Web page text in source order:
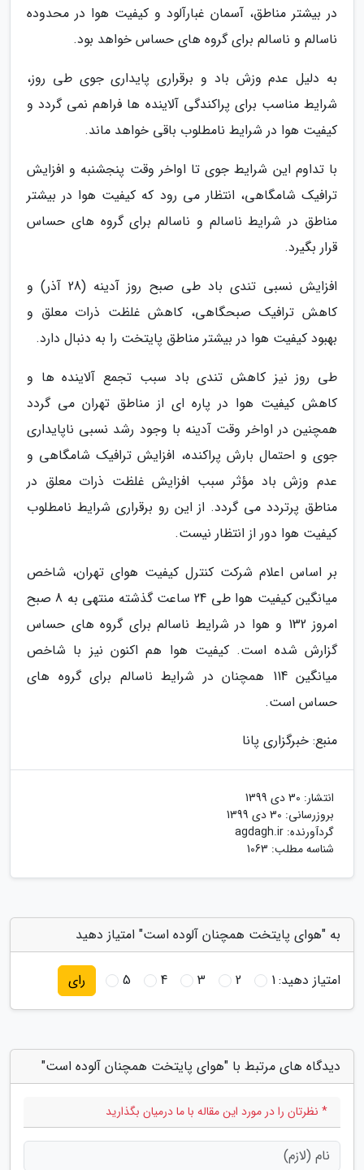
در بیشتر مناطق، آسمان غبارآلود و کیفیت هوا در محدوده
ناسالم و ناسالم برای گروه های حساس خواهد بود.
به دلیل عدم وزش باد و برقراری پایداری جوی طی روز،
شرایط مناسب برای پراکندگی آلاینده ها فراهم نمی گردد و
کیفیت هوا در شرایط نامطلوب باقی خواهد ماند.
با تداوم این شرایط جوی تا اواخر وقت پنجشنبه و افزایش
ترافیک شامگاهی، انتظار می رود که کیفیت هوا در بیشتر
مناطق در شرایط ناسالم و ناسالم برای گروه های حساس
قرار بگیرد.
افزایش نسبی تندی باد طی صبح روز آدینه (28 آذر) و
کاهش ترافیک صبحگاهی، کاهش غلظت ذرات معلق و
بهبود کیفیت هوا در بیشتر مناطق پایتخت را به دنبال دارد.
طی روز نیز کاهش تندی باد سبب تجمع آلاینده ها و
کاهش کیفیت هوا در پاره ای از مناطق تهران می گردد
همچنین در اواخر وقت آدینه با وجود رشد نسبی ناپایداری
جوی و احتمال بارش پراکنده، افزایش ترافیک شامگاهی و
عدم وزش باد مؤثر سبب افزایش غلظت ذرات معلق در
مناطق پرتردد می گردد. از این رو برقراری شرایط نامطلوب
کیفیت هوا دور از انتظار نیست.
بر اساس اعلام شرکت کنترل کیفیت هوای تهران، شاخص
میانگین کیفیت هوا طی 24 ساعت گذشته منتهی به 8 صبح
امروز 132 و هوا در شرایط ناسالم برای گروه های حساس
گزارش شده است. کیفیت هوا هم اکنون نیز با شاخص
میانگین 114 همچنان در شرایط ناسالم برای گروه های
حساس است.
منبع: خبرگزاری پانا
انتشار: 30 دی 1399
بروزرسانی: 30 دی 1399
گردآورنده: agdagh.ir
شناسه مطلب: 1063
به "هوای پایتخت همچنان آلوده است" امتیاز دهید
امتیاز دهید:1
2
3
4
5 رای
دیدگاه های مرتبط با "هوای پایتخت همچنان آلوده است"
* نظرتان را در مورد این مقاله با ما درمیان بگذارید